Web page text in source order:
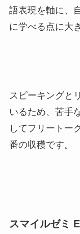
語表現を軸に、
に学べる点に大
スピーキングと
いるため、苦手
してフリートー
番の収穫です。
スマイルゼミ